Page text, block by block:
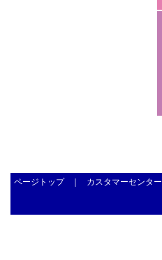
ページトップ カスタマーセンター